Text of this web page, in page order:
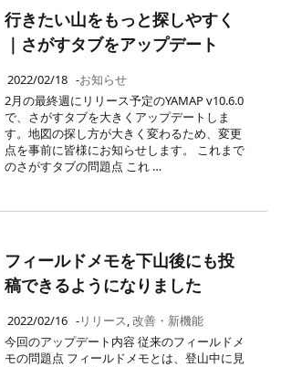
行きたい山をもっと探しやすく
｜さがすタブをアップデート
2022/02/18 -お知らせ
2月の最終週にリリース予定のYAMAP v10.6.0
で、さがすタブを大きくアップデートしま
す。地図の探し方が大きく変わるため、変更
点を事前に皆様にお知らせします。 これまで
のさがすタブの問題点 これ …
フィールドメモを下山後にも投
稿できるようになりました
2022/02/16 -リリース,改善・新機能
今回のアップデート内容 従来のフィールドメ
モの問題点 フィールドメモとは、登山中に見